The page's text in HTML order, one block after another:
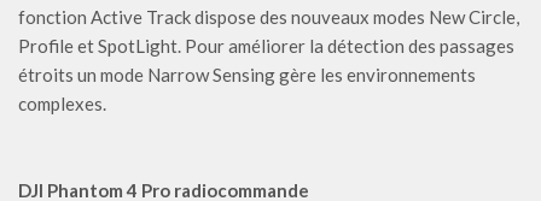
fonction Active Track dispose des nouveaux modes New Circle,
Profile et SpotLight. Pour améliorer la détection des passages
étroits un mode Narrow Sensing gère les environnements
complexes.
DJI Phantom 4 Pro radiocommande